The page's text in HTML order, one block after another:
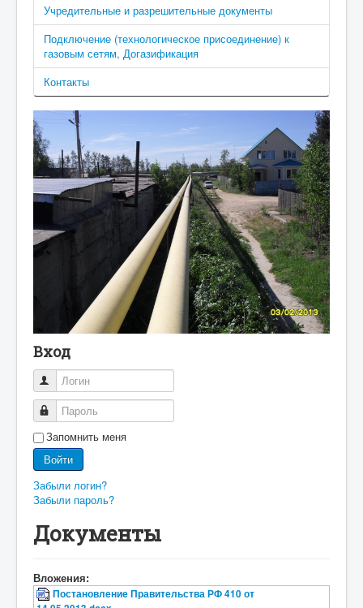
Учредительные и разрешительные документы
Подключение (технологическое присоединение) к
газовым сетям, Догазификация
Контакты
Вход
Логин
Пароль
Запомнить меня
Войти
Забыли логин?
Забыли пароль?
Документы
Вложения:
Постановление Правительства РФ 410 от